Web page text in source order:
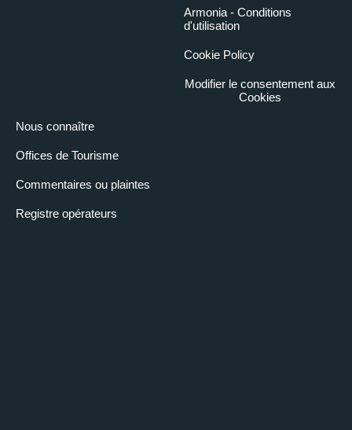
Nous connaître
Offices de Tourisme
Commentaires ou plaintes
Registre opérateurs
Armonia - Conditions
d'utilisation
Cookie Policy
Modifier le consentement aux
Cookies